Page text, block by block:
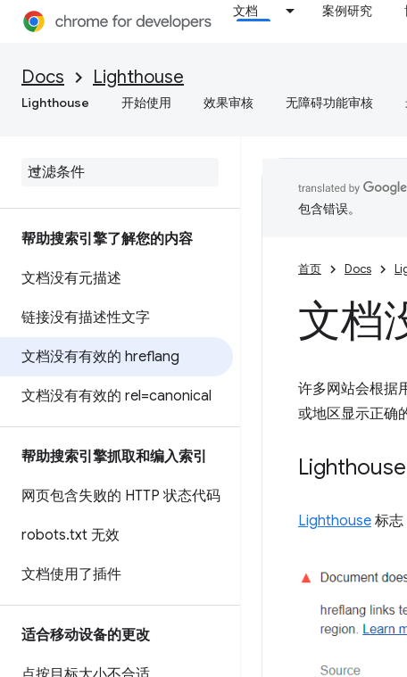
文档 案例研究
Docs Lighthouse
Lighthouse 开始使用 效果审核 无障碍功能审核
帮助搜索引擎了解您的内容
文档没有元描述
链接没有描述性文字
文档没有有效的 hreflang
文档没有有效的 rel=canonical
帮助搜索引擎抓取和编入索引
网页包含失败的 HTTP 状态代码
robots.txt 无效
文档使用了插件
适合移动设备的更改
包含错误。
首页 Docs
文档
许多网站会根据
或地区显示正确
Lighthouse
Lighthouse 标志